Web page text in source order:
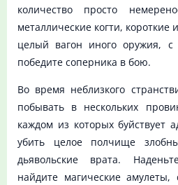
количество просто
металлические когти,
целый вагон иного оружия,
победите соперника в бою.
Во время неблизкого
побывать в нескольких
каждом из которых буйствует
убить целое полчище
дьявольские врата.
найдите магические